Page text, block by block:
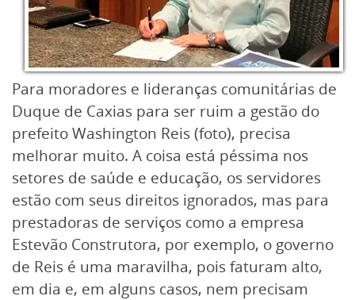
Para moradores e lideranças comunitárias de
Duque de Caxias para ser ruim a gestão do
prefeito Washington Reis (foto), precisa
melhorar muito. A coisa está péssima nos
setores de saúde e educação, os servidores
estão com seus direitos ignorados, mas para
prestadoras de serviços como a empresa
Estevão Construtora, por exemplo, o governo
de Reis é uma maravilha, pois faturam alto,
em dia e, em alguns casos, nem precisam